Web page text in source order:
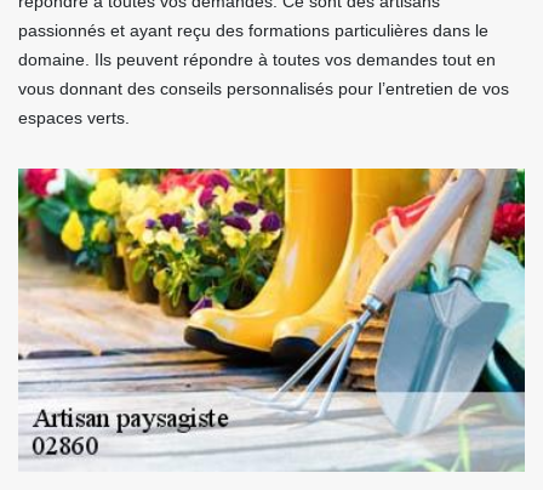
passionnés et ayant reçu des formations particulières dans le
domaine. Ils peuvent répondre à toutes vos demandes tout en
vous donnant des conseils personnalisés pour l’entretien de vos
espaces verts.